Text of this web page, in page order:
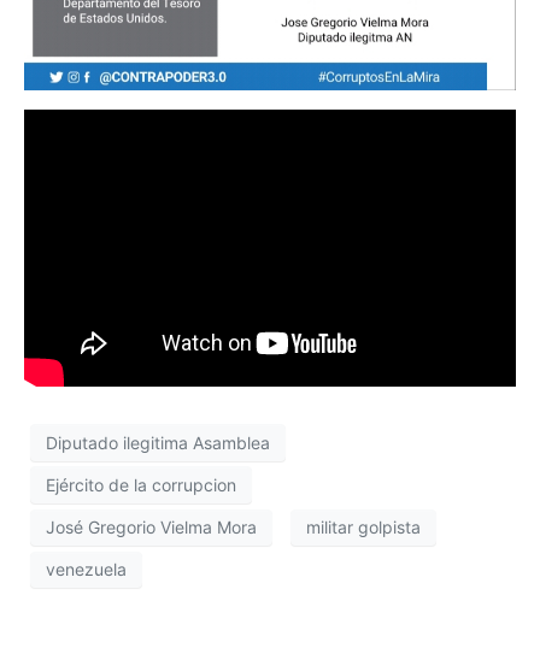
Diputado ilegitima Asamblea
Ejército de la corrupcion
José Gregorio Vielma Mora militar golpista
venezuela